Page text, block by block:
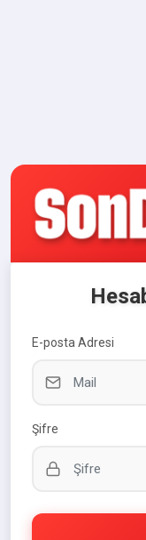
E-posta Adresi
Şifre